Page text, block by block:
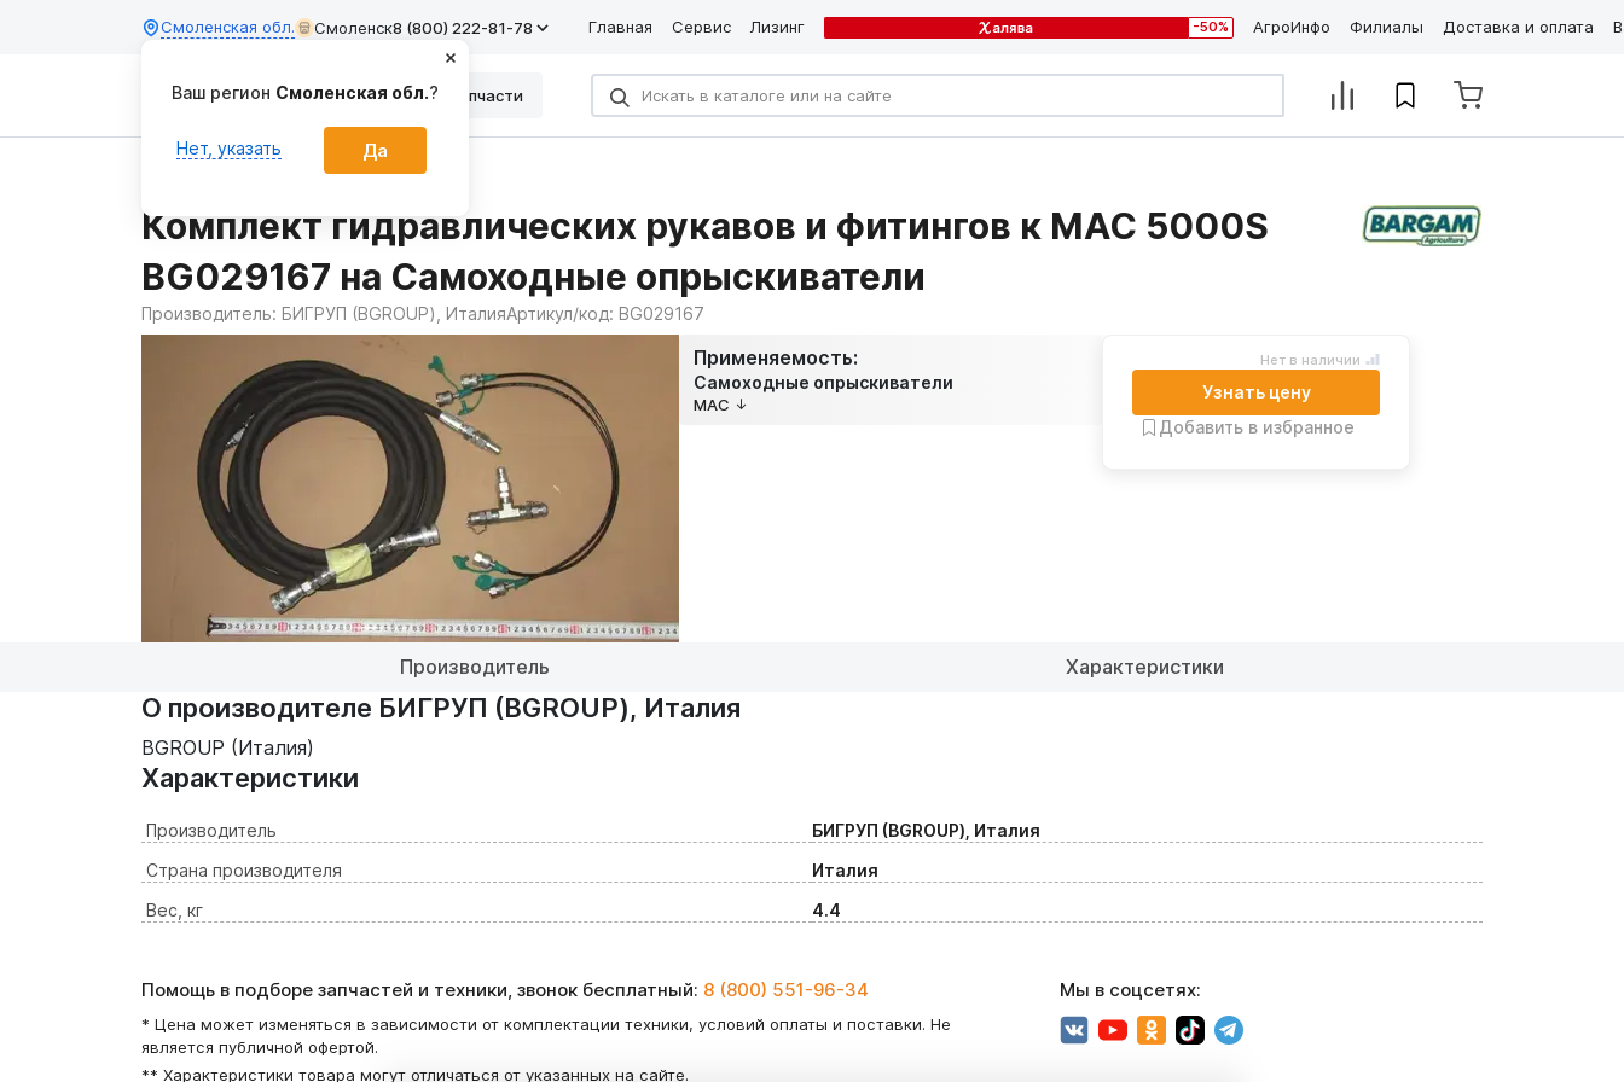
Смоленская обл. Смоленск8 (800) 222-81-78 Главная Сервис Лизинг -50% АгроИнфо Филиалы Доставка и оплата
Каталог Запчасти
Комплект гидравлических рукавов и фитингов к MAC 5000S
BG029167 на Самоходные опрыскиватели
Производитель: БИГРУП (BGROUP), ИталияАртикул/код: BG029167
Применяемость:
Самоходные опрыскиватели
MAC
Нет в наличии
Узнать цену
Добавить в избранное
Производитель Характеристики
О производителе БИГРУП (BGROUP), Италия
BGROUP (Италия)
Характеристики
Производитель
БИГРУП (BGROUP), Италия
Страна производителя
Италия
Вес, кг
4.4
Помощь в подборе запчастей и техники, звонок бесплатный: 8 (800) 551-96-34
* Цена может изменяться в зависимости от комплектации техники, условий оплаты и поставки. Не
является публичной офертой.
** Характеристики товара могут отличаться от указанных на сайте.
Мы в соцсетях:
Ваш регион Смоленская обл.?
Нет, указать Да